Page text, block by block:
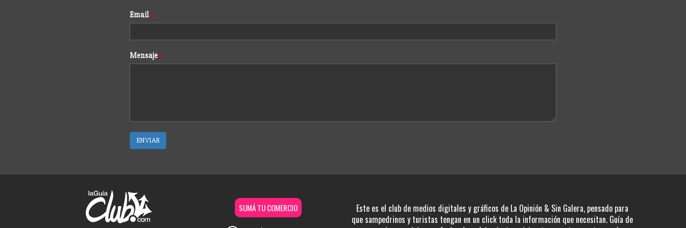
Email
Mensaje
ENVIAR
SUMÁ TU COMERCIO
Este es el club de medios digitales y gráficos de La Opinión & Sin Galera, pensado para
que sampedrinos y turistas tengan en un click toda la información que necesitan. Guía de